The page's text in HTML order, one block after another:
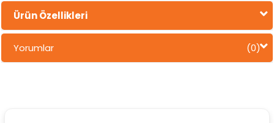
Ürün Özellikleri
Yorumlar (0)